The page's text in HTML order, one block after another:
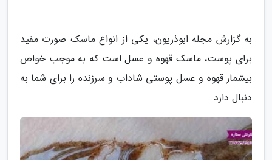
به گزارش مجله ابوذریون، یکی از انواع ماسک صورت مفید
برای پوست، ماسک قهوه و عسل است که به موجب خواص
بیشمار قهوه و عسل پوستی شاداب و سرزنده را برای شما به
دنبال دارد.